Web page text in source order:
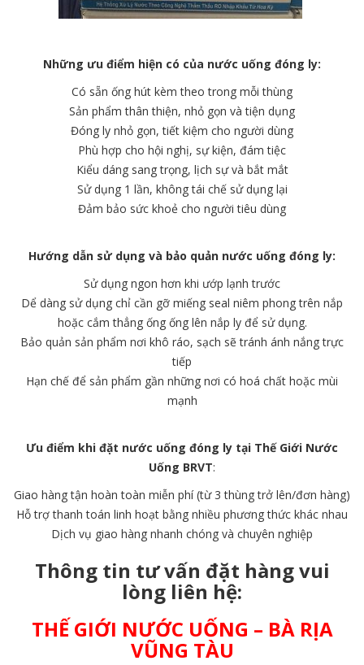
Những ưu điểm hiện có của nước uống đóng ly:
Có sẵn ống hút kèm theo trong mỗi thùng
Sản phẩm thân thiện, nhỏ gọn và tiện dụng
Đóng ly nhỏ gọn, tiết kiệm cho người dùng
Phù hợp cho hội nghị, sự kiện, đám tiệc
Kiểu dáng sang trọng, lịch sự và bắt mắt
Sử dụng 1 lần, không tái chế sử dụng lại
Đảm bảo sức khoẻ cho người tiêu dùng
Hướng dẫn sử dụng và bảo quản nước uống đóng ly:
Sử dụng ngon hơn khi ướp lạnh trước
Dể dàng sử dụng chỉ cần gỡ miếng seal niêm phong trên nắp
hoặc cắm thẳng ống ống lên nắp ly để sử dụng.
Bảo quản sản phẩm nơi khô ráo, sạch sẽ tránh ánh nắng trực
tiếp
Hạn chế để sản phẩm gần những nơi có hoá chất hoặc mùi
mạnh
Ưu điểm khi đặt nước uống đóng ly tại Thế Giới Nước
Uống BRVT:
Giao hàng tận hoàn toàn miễn phí (từ 3 thùng trở lên/đơn hàng)
Hỗ trợ thanh toán linh hoạt bằng nhiều phương thức khác nhau
Dịch vụ giao hàng nhanh chóng và chuyên nghiệp
Thông tin tư vấn đặt hàng vui
lòng liên hệ:
THẾ GIỚI NƯỚC UỐNG – BÀ RỊA
VŨNG TÀU